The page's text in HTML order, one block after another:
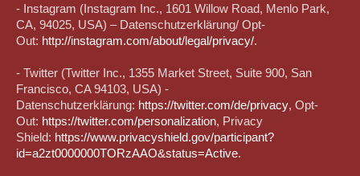
- Instagram (Instagram Inc., 1601 Willow Road, Menlo Park,
CA, 94025, USA) – Datenschutzerklärung/ Opt-
Out: http://instagram.com/about/legal/privacy/.
- Twitter (Twitter Inc., 1355 Market Street, Suite 900, San
Francisco, CA 94103, USA) -
Datenschutzerklärung: https://twitter.com/de/privacy, Opt-
Out: https://twitter.com/personalization, Privacy
Shield: https://www.privacyshield.gov/participant?
id=a2zt0000000TORzAAO&status=Active.